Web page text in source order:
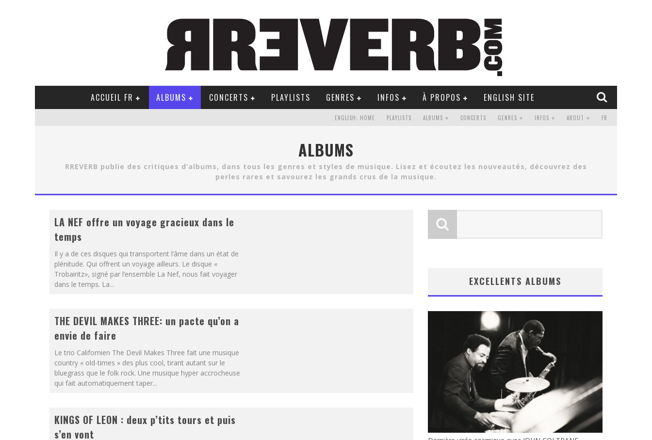
ACCUEIL FR ALBUMS CONCERTS PLAYLISTS GENRES INFOS À PROPOS ENGLISH SITE
ENGLISH: HOME PLAYLISTS ALBUMS CONCERTS GENRES INFOS ABOUT FR
ALBUMS
RREVERB publie des critiques d’albums, dans tous les genres et styles de musique. Lisez et écoutez les nouveautés, découvrez des
perles rares et savourez les grands crus de la musique.
LA NEF offre un voyage gracieux dans le
temps
Il y a de ces disques qui transportent l’âme dans un état de
plénitude. Qui offrent un voyage ailleurs. Le disque «
Trobairitz», signé par l’ensemble La Nef, nous fait voyager
dans le temps. La...
THE DEVIL MAKES THREE: un pacte qu’on a
envie de faire
Le trio Californien The Devil Makes Three fait une musique
country « old-times » des plus cool, tirant autant sur le
bluegrass que le folk rock. Une musique hyper accrocheuse
qui fait automatiquement taper...
KINGS OF LEON : deux p’tits tours et puis
s’en vont
EXCELLENTS ALBUMS